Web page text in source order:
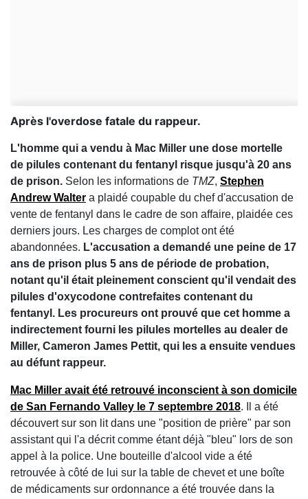
Après l'overdose fatale du rappeur.
L'homme qui a vendu à Mac Miller une dose mortelle
de pilules contenant du fentanyl risque jusqu'à 20 ans
de prison. Selon les informations de TMZ, Stephen
Andrew Walter a plaidé coupable du chef d'accusation de
vente de fentanyl dans le cadre de son affaire, plaidée ces
derniers jours. Les charges de complot ont été
abandonnées. L'accusation a demandé une peine de 17
ans de prison plus 5 ans de période de probation,
notant qu'il était pleinement conscient qu'il vendait des
pilules d'oxycodone contrefaites contenant du
fentanyl. Les procureurs ont prouvé que cet homme a
indirectement fourni les pilules mortelles au dealer de
Miller, Cameron James Pettit, qui les a ensuite vendues
au défunt rappeur.
Mac Miller avait été retrouvé inconscient à son domicile
de San Fernando Valley le 7 septembre 2018. Il a été
découvert sur son lit dans une "position de prière" par son
assistant qui l'a décrit comme étant déjà "bleu" lors de son
appel à la police. Une bouteille d'alcool vide a été
retrouvée à côté de lui sur la table de chevet et une boîte
de médicaments sur ordonnance a été trouvée dans la